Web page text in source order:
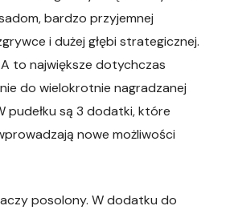
bardzo przyjemnej
i dużej głębi strategicznej.
to największe dotychczas
do wielokrotnie nagradzanej
pudełku są 3 dodatki, które
nowe możliwości
posolony. W dodatku do